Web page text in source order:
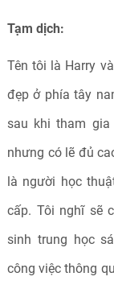
Tạm dịch:
Tên tôi là Harry
đẹp ở phía tây
sau khi tham
nhưng có lẽ đủ
là người học
cấp. Tôi nghĩ sẽ
sinh trung học
công việc thông